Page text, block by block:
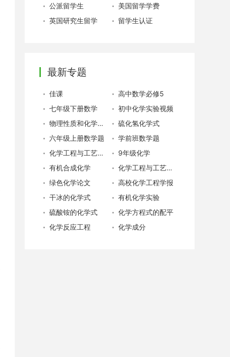
公派留学生
美国留学学费
英国研究生留学
留学生认证
最新专题
佳课
高中数学必修5
七年级下册数学
初中化学实验视频
物理性质和化学性质
硫化氢化学式
六年级上册数学题
学前班数学题
化学工程与工艺专业就业
9年级化学
有机合成化学
化学工程与工艺专业
绿色化学论文
高校化学工程学报
干冰的化学式
有机化学实验
硫酸铵的化学式
化学方程式的配平
化学反应工程
化学成分